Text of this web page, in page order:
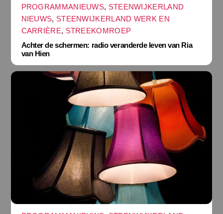
PROGRAMMANIEUWS, STEENWIJKERLAND
NIEUWS, STEENWIJKERLAND WERK EN
CARRIÈRE, STREEKOMROEP
Achter de schermen: radio veranderde leven van Ria
van Hien